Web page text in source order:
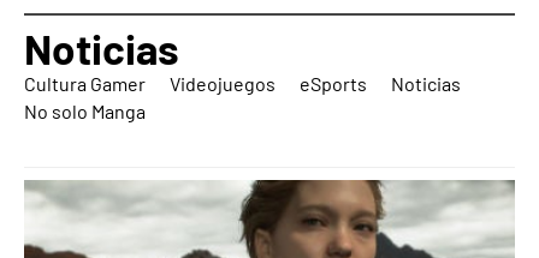
Noticias
Cultura Gamer Videojuegos eSports
Noticias
No solo Manga